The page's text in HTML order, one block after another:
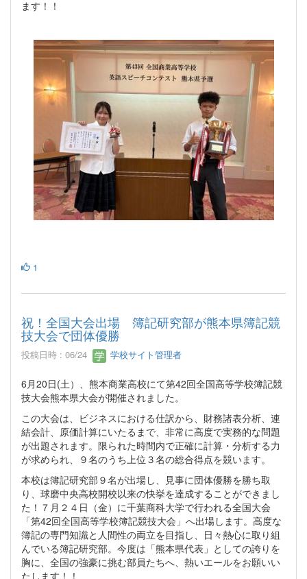
ます！！
1
祝！全国大会出場 簿記研究部が熊本県簿記競
技大会で団体優勝
投稿日時 : 06/24 学校サイト管理者
6月20日(土）、熊本商業高校にて第42回全国高等学校簿記競
技大会熊本県大会が開催されました。
この大会は、ビジネスにおける仕訳から、財務諸表分析、連
結会計、原価計算にいたるまで、非常に高度で実務的な問題
が出題されます。限られた時間内で正確に計算・分析する力
が求められ、９名のうち上位３名の総合得点を競います。
本校は簿記研究部９名が出場し、見事に団体優勝を勝ち取
り、球磨中央高校開校以来の快挙を達成することができまし
た！７月２４日（金）に千葉商科大学で行われる全国大会
「第42回全国高等学校簿記競技大会」へ出場します。高度な
簿記の専門知識と人間性の両立を目指し、日々熱心に取り組
んでいる簿記研究部。今度は「熊本県代表」としての誇りを
胸に、全国の強豪に挑む部員たちへ、熱いエールをお願いい
たします！！